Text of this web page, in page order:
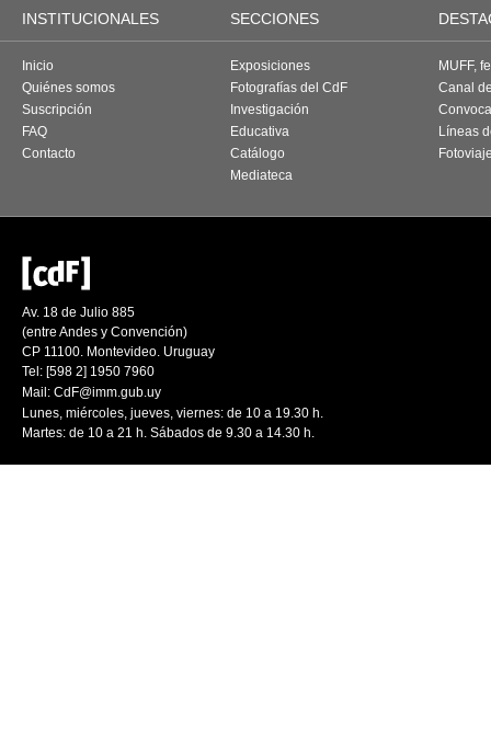
INSTITUCIONALES SECCIONES
Inicio
Quiénes somos
Suscripción
FAQ
Contacto
Exposiciones
Fotografías del CdF
Investigación
Educativa
Catálogo
Mediateca
MUFF,
Canal
Líneas
Av. 18 de Julio 885
(entre Andes y Convención)
CP 11100. Montevideo. Uruguay
Tel: [598 2] 1950 7960
Mail: CdF@imm.gub.uy
Lunes, miércoles, jueves, viernes: de 10 a 19.30 h.
Martes: de 10 a 21 h. Sábados de 9.30 a 14.30 h.